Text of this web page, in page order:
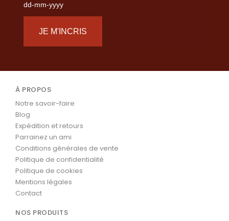
dd-mm-yyyy
JE M'INCRIS
À PROPOS
Notre savoir-faire
Blog
Expédition et retours
Parrainez un ami
Conditions générales de vente
Politique de confidentialité
Politique de cookies
Mentions légales
Contact
NOS PRODUITS